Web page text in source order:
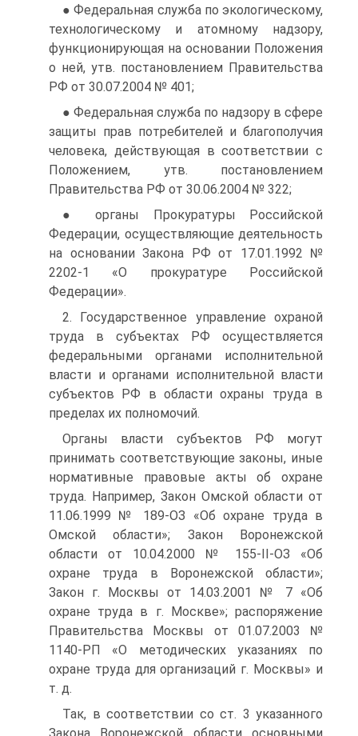
● Федеральная служба по экологическому,
технологическому и атомному надзору,
функционирующая на основании Положения
о ней, утв. постановлением Правительства
РФ от 30.07.2004 № 401;
● Федеральная служба по надзору в сфере
защиты прав потребителей и благополучия
человека, действующая в соответствии с
Положением, утв. постановлением
Правительства РФ от 30.06.2004 № 322;
● органы Прокуратуры Российской
Федерации, осуществляющие деятельность
на основании Закона РФ от 17.01.1992 №
2202-1 «О прокуратуре Российской
Федерации».
2. Государственное управление охраной
труда в субъектах РФ осуществляется
федеральными органами исполнительной
власти и органами исполнительной власти
субъектов РФ в области охраны труда в
пределах их полномочий.
Органы власти субъектов РФ могут
принимать соответствующие законы, иные
нормативные правовые акты об охране
труда. Например, Закон Омской области от
11.06.1999 № 189-ОЗ «Об охране труда в
Омской области»; Закон Воронежской
области от 10.04.2000 № 155-II-ОЗ «Об
охране труда в Воронежской области»;
Закон г. Москвы от 14.03.2001 № 7 «Об
охране труда в г. Москве»; распоряжение
Правительства Москвы от 01.07.2003 №
1140-РП «О методических указаниях по
охране труда для организаций г. Москвы» и
т. д.
Так, в соответствии со ст. 3 указанного